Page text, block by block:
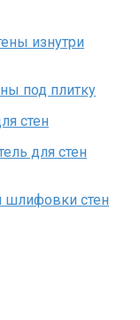
изнутри
под плитку
стен
для стен
шлифовки стен